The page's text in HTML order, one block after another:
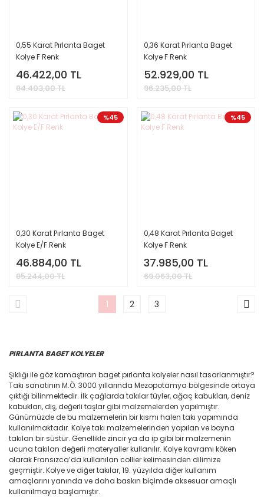
0,55 Karat Pırlanta Baget
Kolye F Renk
46.422,00 TL
84.403,00 TL
0,36 Karat Pırlanta Baget
Kolye F Renk
52.929,00 TL
96.235,00 TL
%45
0,30 Karat Pırlanta Baget
Kolye E/F Renk
46.884,00 TL
85.244,00 TL
%45
0,48 Karat Pırlanta Baget
Kolye F Renk
37.985,00 TL
69.063,00 TL
1 2 3
PIRLANTA BAGET KOLYELER
Şıklığı ile göz kamaştıran baget pırlanta kolyeler nasıl tasarlanmıştır?
Takı sanatının M.Ö. 3000 yıllarında Mezopotamya bölgesinde ortaya
çıktığı bilinmektedir. İlk çağlarda takılar tüyler, ağaç kabukları, deniz
kabukları, diş, değerli taşlar gibi malzemelerden yapılmıştır.
Günümüzde de bu malzemelerin bir kısmı halen takı yapımında
kullanılmaktadır. Kolye takı malzemelerinden yapılan ve boyna
takılan bir süstür. Genellikle zincir ya da ip gibi bir malzemenin
ucuna takılan değerli materyaller kullanılır. Kolye kavramı köken
olarak Fransızca’da kullanılan collier kelimesinden dilimize
geçmiştir. Kolye ve diğer takılar, 19. yüzyılda diğer kullanım
amaçlarını yanında ve daha baskın biçimde aksesuar amaçlı
kullanılmaya başlamıştır.